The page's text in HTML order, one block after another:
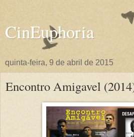
CinEuphoria
quinta-feira, 9 de abril de 2015
Encontro Amigavel